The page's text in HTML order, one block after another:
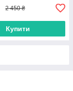
2 450 ₴
Купити